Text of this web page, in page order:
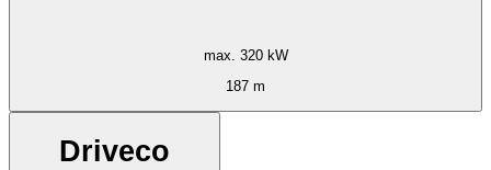
max. 320 kW
187 m
Driveco